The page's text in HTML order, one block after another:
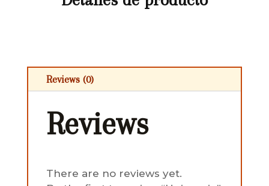
Reviews (0)
Reviews
There are no reviews yet.